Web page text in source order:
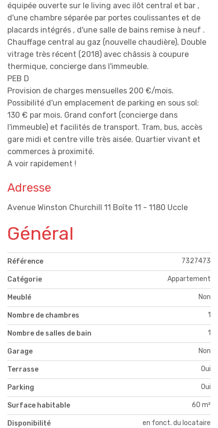
équipée ouverte sur le living avec ilôt central et bar ,
d'une chambre séparée par portes coulissantes et de
placards intégrés , d'une salle de bains remise à neuf .
Chauffage central au gaz (nouvelle chaudière), Double
vitrage très récent (2018) avec châssis à coupure
thermique, concierge dans l'immeuble.
PEB D
Provision de charges mensuelles 200 €/mois.
Possibilité d'un emplacement de parking en sous sol:
130 € par mois. Grand confort (concierge dans
l'immeuble) et facilités de transport. Tram, bus, accès
gare midi et centre ville très aisée. Quartier vivant et
commerces à proximité.
A voir rapidement !
Adresse
Avenue Winston Churchill 11 Boîte 11 - 1180 Uccle
Général
Référence 7327473
Catégorie Appartement
Meublé Non
Nombre de chambres 1
Nombre de salles de bain 1
Garage Non
Terrasse Oui
Parking Oui
Surface habitable 60 m²
Disponibilité en fonct. du locataire